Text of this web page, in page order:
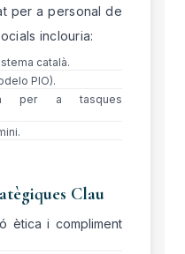
per a personal de
inclouria:
català.
PIO).
per a tasques
Clau
ètica i compliment